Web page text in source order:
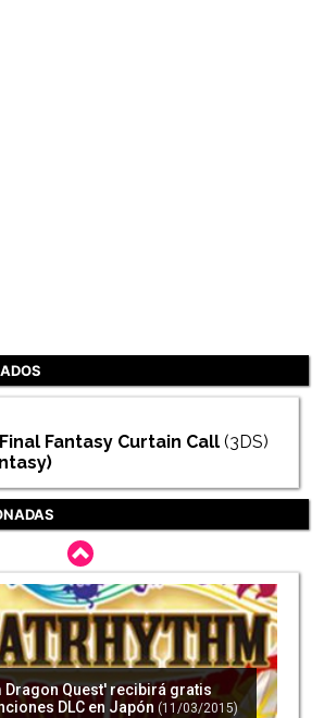
Fantasy Curtain Call (3DS)
)
Dragon Quest' recibirá gratis
DLC en Japón (11/03/2015)